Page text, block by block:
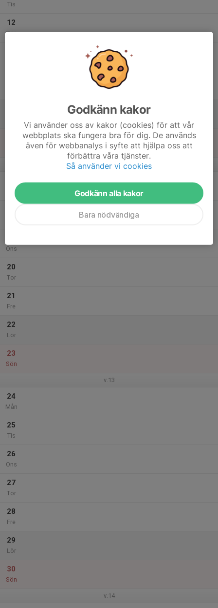
Tis
12
Ons
v.12
Mån
Ons
20
Tor
21
Fre
22
Lör
23
Sön
v.13
24
Mån
25
Tis
26
Ons
27
Tor
28
Fre
29
Lör
30
Sön
v.14
Godkänn kakor
Vi använder oss av kakor (cookies) för att vår
webbplats ska fungera bra för dig. De används
även för webbanalys i syfte att hjälpa oss att
förbättra våra tjänster.
Så använder vi cookies
Godkänn alla kakor
Bara nödvändiga